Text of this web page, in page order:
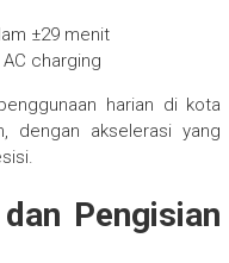
±29 menit
charging
harian di kota
dengan akselerasi yang
Pengisian